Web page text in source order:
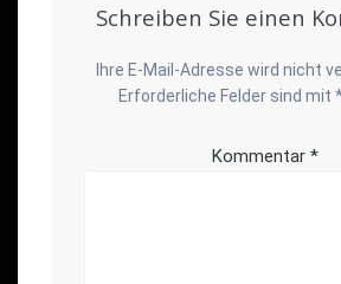
Schreiben Sie einen
Ihre E-Mail-Adresse wird nicht
Erforderliche Felder sind mit
Kommentar *